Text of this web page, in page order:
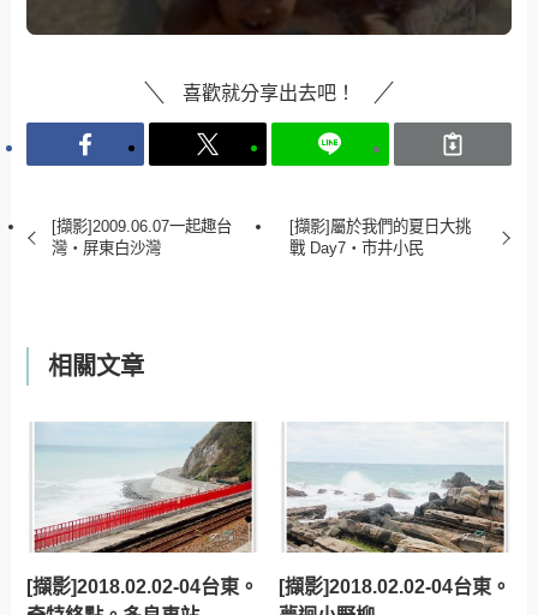
喜歡就分享出去吧！
[擷影]2009.06.07一起趣台
灣‧屏東白沙灣
[擷影]屬於我們的夏日大挑
戰 Day7‧市井小民
相關文章
[擷影]2018.02.02-04台東。
[擷影]2018.02.02-04台東。